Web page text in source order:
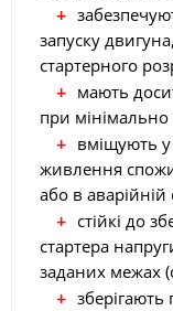
запуску
стартерного
мають
при мінімально
вміщують у
живлення
або в аварійній
стійкі до
стартера
заданих межах
зберігають